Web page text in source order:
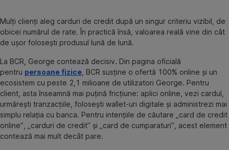
Mulți clienți aleg carduri de credit după un singur criteriu vizibil, de
obicei numărul de rate. În practică însă, valoarea reală vine din cât
de ușor folosești produsul lună de lună.
La BCR, George contează decisiv. Din pagina oficială
pentru persoane fizice , BCR susține o ofertă 100% online și un
ecosistem cu peste 2,1 milioane de utilizatori George. Pentru
client, asta înseamnă mai puțină fricțiune: aplici online, vezi cardul,
urmărești tranzacțiile, folosești wallet-uri digitale și administrezi mai
simplu relația cu banca. Pentru intențiile de căutare „card de credit
online”, „carduri de credit” și „card de cumparaturi”, acest element
contează mai mult decât pare.